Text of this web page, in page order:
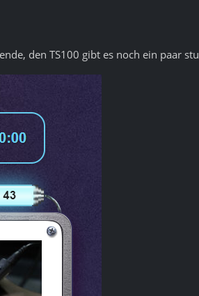
den TS100 gibt es noch ein paar